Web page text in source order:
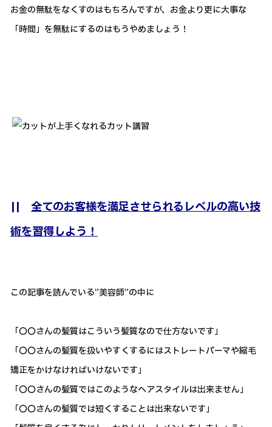
お金の無駄をなくすのはもちろんですが、お金より更に大事な
「時間」を無駄にするのはもうやめましょう！
|| 全てのお客様を満足させられるレベルの高い技
術を習得しよう！
この記事を読んでいる”美容師”の中に
「〇〇さんの髪質はこういう髪質なので仕方ないです」
「〇〇さんの髪質を扱いやすくするにはストレートパーマや縮毛
矯正をかけなければいけないです」
「〇〇さんの髪質ではこのようなヘアスタイルは出来ません」
「〇〇さんの髪質では短くすることは出来ないです」